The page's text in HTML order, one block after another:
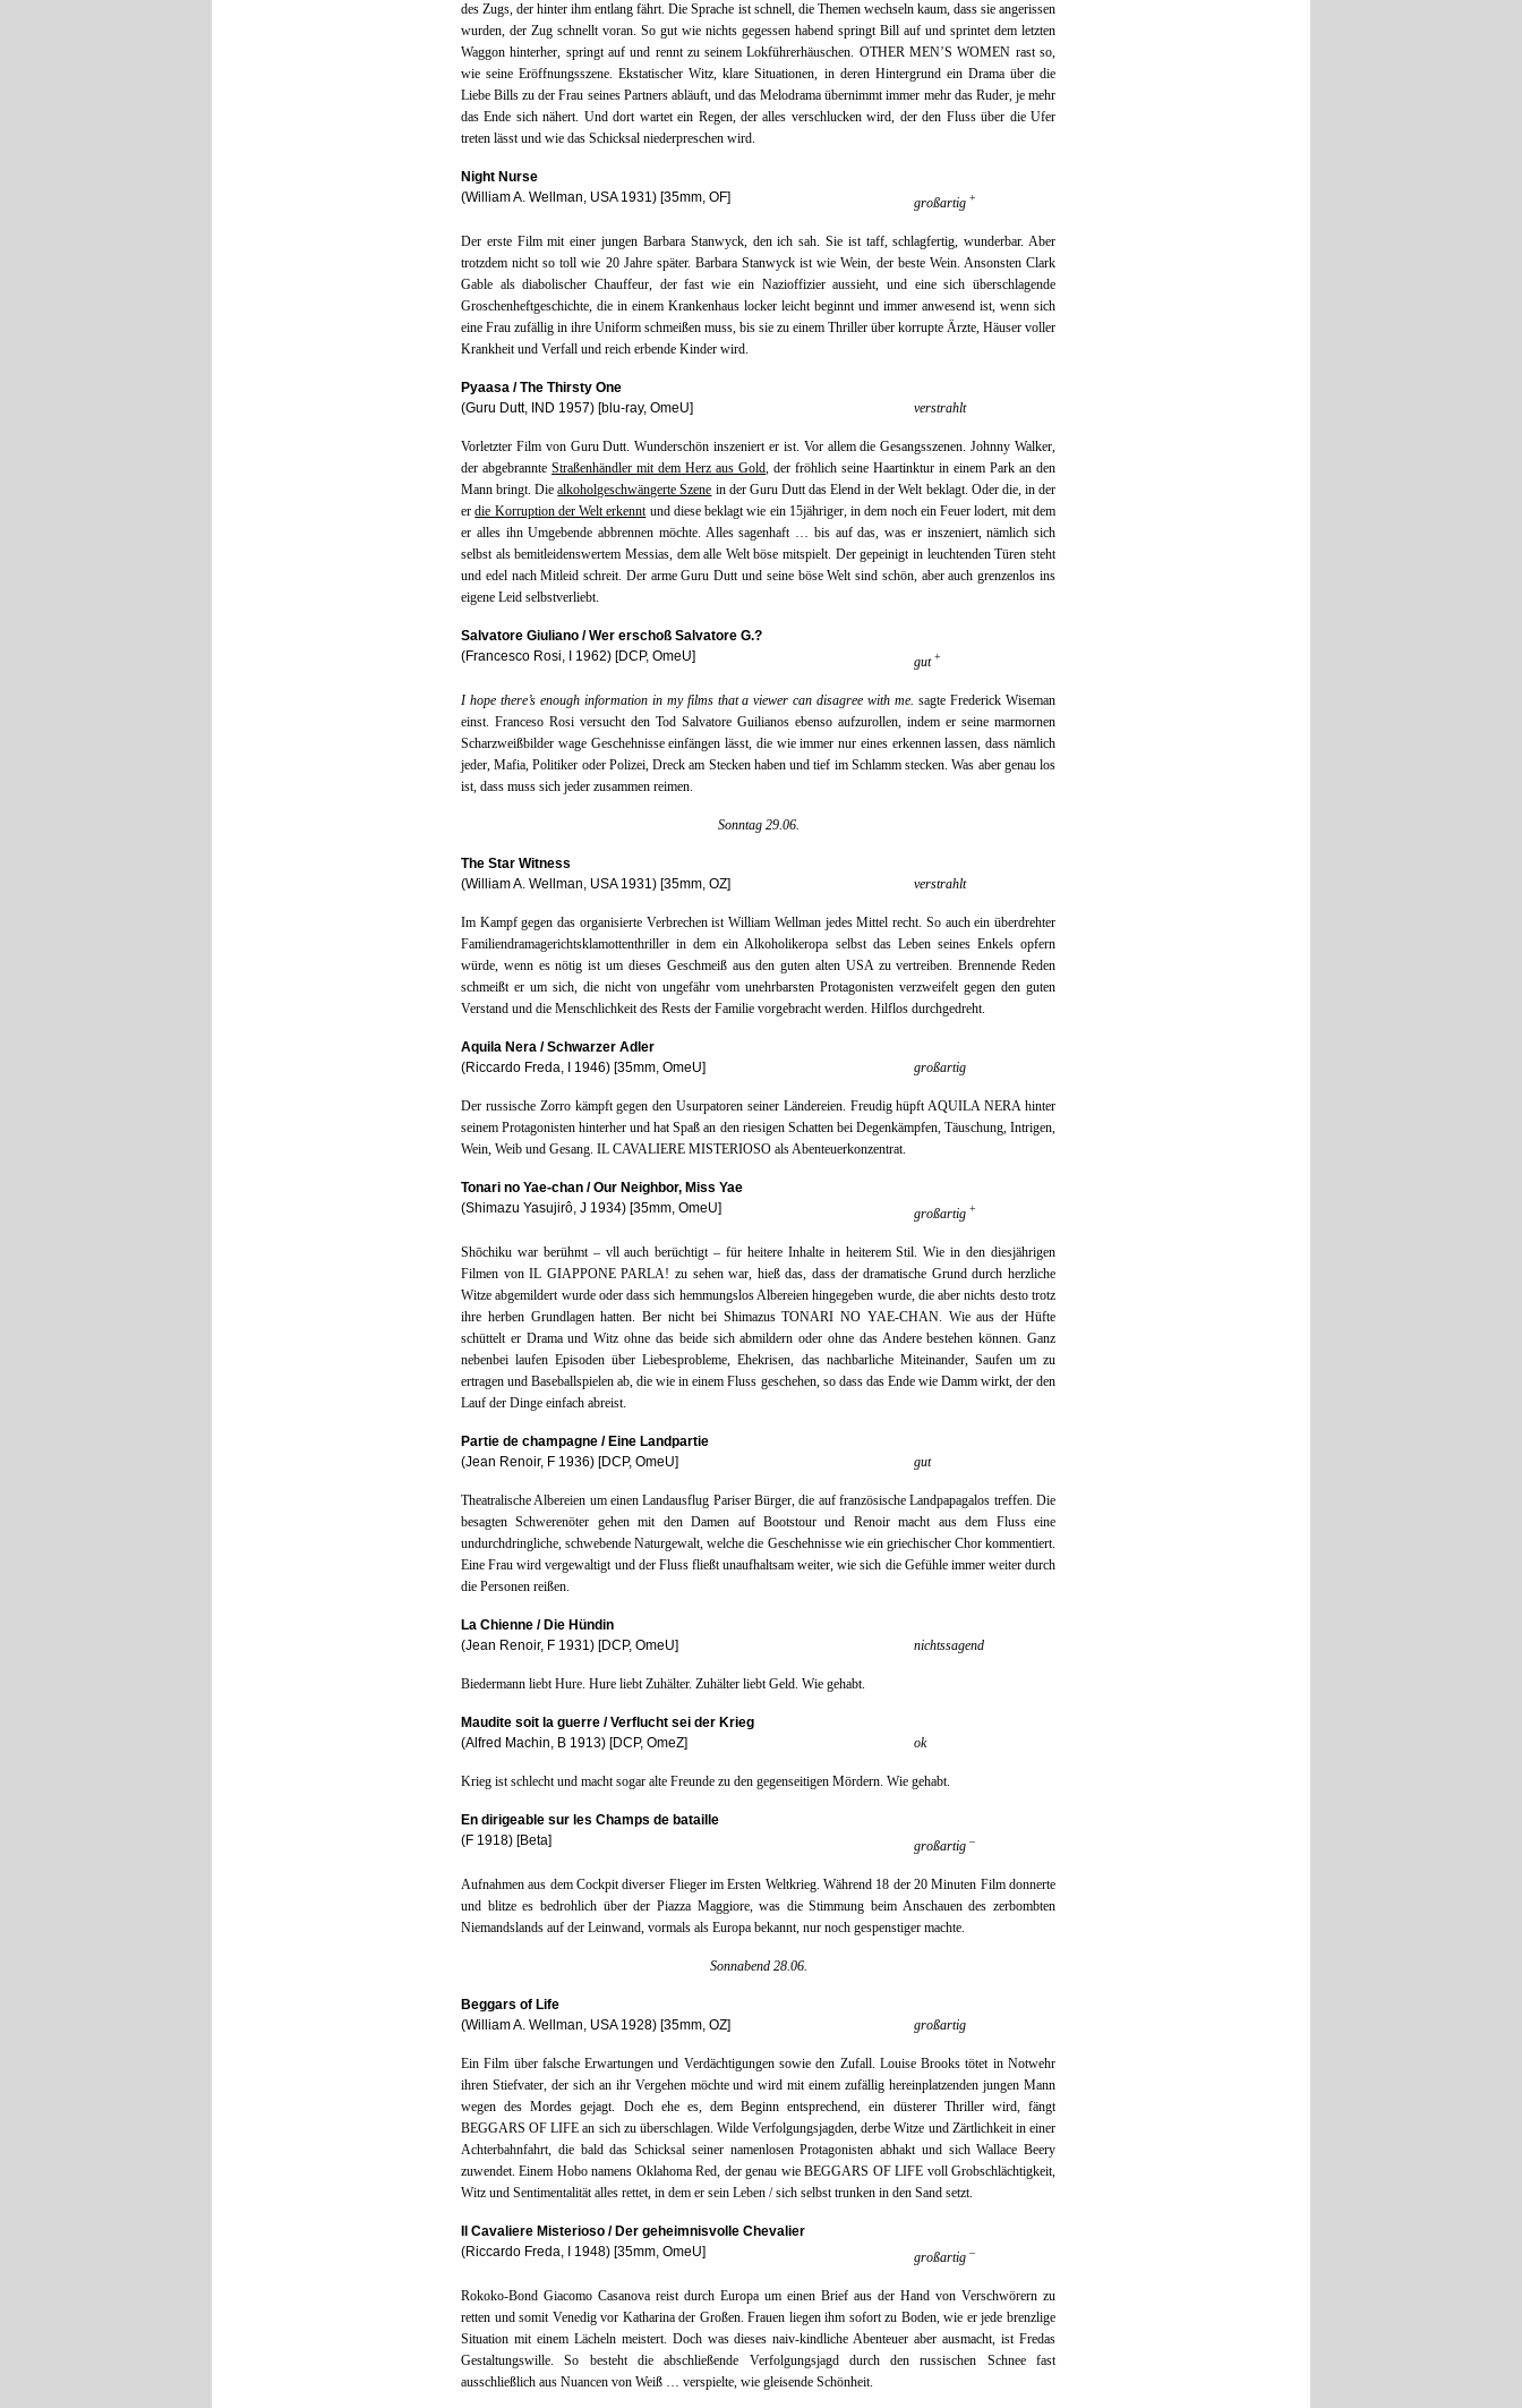
des Zugs, der hinter ihm entlang fährt. Die Sprache ist schnell, die Themen wechseln kaum, dass sie angerissen
wurden, der Zug schnellt voran. So gut wie nichts gegessen habend springt Bill auf und sprintet dem letzten
Waggon hinterher, springt auf und rennt zu seinem Lokführerhäuschen. OTHER MEN’S WOMEN rast so,
wie seine Eröffnungsszene. Ekstatischer Witz, klare Situationen, in deren Hintergrund ein Drama über die
Liebe Bills zu der Frau seines Partners abläuft, und das Melodrama übernimmt immer mehr das Ruder, je mehr
das Ende sich nähert. Und dort wartet ein Regen, der alles verschlucken wird, der den Fluss über die Ufer
treten lässt und wie das Schicksal niederpreschen wird.
Night Nurse
(William A. Wellman, USA 1931) [35mm, OF]
großartig +
Der erste Film mit einer jungen Barbara Stanwyck, den ich sah. Sie ist taff, schlagfertig, wunderbar. Aber
trotzdem nicht so toll wie 20 Jahre später. Barbara Stanwyck ist wie Wein, der beste Wein. Ansonsten Clark
Gable als diabolischer Chauffeur, der fast wie ein Nazioffizier aussieht, und eine sich überschlagende
Groschenheftgeschichte, die in einem Krankenhaus locker leicht beginnt und immer anwesend ist, wenn sich
eine Frau zufällig in ihre Uniform schmeißen muss, bis sie zu einem Thriller über korrupte Ärzte, Häuser voller
Krankheit und Verfall und reich erbende Kinder wird.
Pyaasa / The Thirsty One
(Guru Dutt, IND 1957) [blu-ray, OmeU]
verstrahlt
Vorletzter Film von Guru Dutt. Wunderschön inszeniert er ist. Vor allem die Gesangsszenen. Johnny Walker,
der abgebrannte Straßenhändler mit dem Herz aus Gold, der fröhlich seine Haartinktur in einem Park an den
Mann bringt. Diealkoholgeschwängerte Szene in der Guru Dutt das Elend in der Welt beklagt. Oder die, in der
erdie Korruption der Welt erkenntund diese beklagt wie ein 15jähriger, in dem noch ein Feuer lodert, mit dem
er alles ihn Umgebende abbrennen möchte. Alles sagenhaft … bis auf das, was er inszeniert, nämlich sich
selbst als bemitleidenswertem Messias, dem alle Welt böse mitspielt. Der gepeinigt in leuchtenden Türen steht
und edel nach Mitleid schreit. Der arme Guru Dutt und seine böse Welt sind schön, aber auch grenzenlos ins
eigene Leid selbstverliebt.
Salvatore Giuliano / Wer erschoß Salvatore G.?
(Francesco Rosi, I 1962) [DCP, OmeU]
gut+
I hope there’s enough information in my films that a viewer can disagree with me. sagte Frederick Wiseman
einst. Franceso Rosi versucht den Tod Salvatore Guilianos ebenso aufzurollen, indem er seine marmornen
Scharzweißbilder wage Geschehnisse einfängen lässt, die wie immer nur eines erkennen lassen, dass nämlich
jeder, Mafia, Politiker oder Polizei, Dreck am Stecken haben und tief im Schlamm stecken. Was aber genau los
ist, dass muss sich jeder zusammen reimen.
Sonntag 29.06.
The Star Witness
(William A. Wellman, USA 1931) [35mm, OZ]
verstrahlt
Im Kampf gegen das organisierte Verbrechen ist William Wellman jedes Mittel recht. So auch ein überdrehter
Familiendramagerichtsklamottenthriller in dem ein Alkoholikeropa selbst das Leben seines Enkels opfern
würde, wenn es nötig ist um dieses Geschmeiß aus den guten alten USA zu vertreiben. Brennende Reden
schmeißt er um sich, die nicht von ungefähr vom unehrbarsten Protagonisten verzweifelt gegen den guten
Verstand und die Menschlichkeit des Rests der Familie vorgebracht werden. Hilflos durchgedreht.
Aquila Nera / Schwarzer Adler
(Riccardo Freda, I 1946) [35mm, OmeU]
großartig
Der russische Zorro kämpft gegen den Usurpatoren seiner Ländereien. Freudig hüpft AQUILA NERA hinter
seinem Protagonisten hinterher und hat Spaß an den riesigen Schatten bei Degenkämpfen, Täuschung, Intrigen,
Wein, Weib und Gesang. IL CAVALIERE MISTERIOSO als Abenteuerkonzentrat.
Tonari no Yae-chan / Our Neighbor, Miss Yae
(Shimazu Yasujirô, J 1934) [35mm, OmeU]
großartig +
Shōchiku war berühmt – vll auch berüchtigt – für heitere Inhalte in heiterem Stil. Wie in den diesjährigen
Filmen von IL GIAPPONE PARLA! zu sehen war, hieß das, dass der dramatische Grund durch herzliche
Witze abgemildert wurde oder dass sich hemmungslos Albereien hingegeben wurde, die aber nichts desto trotz
ihre herben Grundlagen hatten. Ber nicht bei Shimazus TONARI NO YAE-CHAN. Wie aus der Hüfte
schüttelt er Drama und Witz ohne das beide sich abmildern oder ohne das Andere bestehen können. Ganz
nebenbei laufen Episoden über Liebesprobleme, Ehekrisen, das nachbarliche Miteinander, Saufen um zu
ertragen und Baseballspielen ab, die wie in einem Fluss geschehen, so dass das Ende wie Damm wirkt, der den
Lauf der Dinge einfach abreist.
Partie de champagne / Eine Landpartie
(Jean Renoir, F 1936) [DCP, OmeU]
gut
Theatralische Albereien um einen Landausflug Pariser Bürger, die auf französische Landpapagalos treffen. Die
besagten Schwerenöter gehen mit den Damen auf Bootstour und Renoir macht aus dem Fluss eine
undurchdringliche, schwebende Naturgewalt, welche die Geschehnisse wie ein griechischer Chor kommentiert.
Eine Frau wird vergewaltigt und der Fluss fließt unaufhaltsam weiter, wie sich die Gefühle immer weiter durch
die Personen reißen.
La Chienne / Die Hündin
(Jean Renoir, F 1931) [DCP, OmeU]
nichtssagend
Biedermann liebt Hure. Hure liebt Zuhälter. Zuhälter liebt Geld. Wie gehabt.
Maudite soit la guerre / Verflucht sei der Krieg
(Alfred Machin, B 1913) [DCP, OmeZ]
ok
Krieg ist schlecht und macht sogar alte Freunde zu den gegenseitigen Mördern. Wie gehabt.
En dirigeable sur les Champs de bataille
(F 1918) [Beta]
großartig –
Aufnahmen aus dem Cockpit diverser Flieger im Ersten Weltkrieg. Während 18 der 20 Minuten Film donnerte
und blitze es bedrohlich über der Piazza Maggiore, was die Stimmung beim Anschauen des zerbombten
Niemandslands auf der Leinwand, vormals als Europa bekannt, nur noch gespenstiger machte.
Sonnabend 28.06.
Beggars of Life
(William A. Wellman, USA 1928) [35mm, OZ]
großartig
Ein Film über falsche Erwartungen und Verdächtigungen sowie den Zufall. Louise Brooks tötet in Notwehr
ihren Stiefvater, der sich an ihr Vergehen möchte und wird mit einem zufällig hereinplatzenden jungen Mann
wegen des Mordes gejagt. Doch ehe es, dem Beginn entsprechend, ein düsterer Thriller wird, fängt
BEGGARS OF LIFE an sich zu überschlagen. Wilde Verfolgungsjagden, derbe Witze und Zärtlichkeit in einer
Achterbahnfahrt, die bald das Schicksal seiner namenlosen Protagonisten abhakt und sich Wallace Beery
zuwendet. Einem Hobo namens Oklahoma Red, der genau wie BEGGARS OF LIFE voll Grobschlächtigkeit,
Witz und Sentimentalität alles rettet, in dem er sein Leben / sich selbst trunken in den Sand setzt.
Il Cavaliere Misterioso / Der geheimnisvolle Chevalier
(Riccardo Freda, I 1948) [35mm, OmeU]
großartig –
Rokoko-Bond Giacomo Casanova reist durch Europa um einen Brief aus der Hand von Verschwörern zu
retten und somit Venedig vor Katharina der Großen. Frauen liegen ihm sofort zu Boden, wie er jede brenzlige
Situation mit einem Lächeln meistert. Doch was dieses naiv-kindliche Abenteuer aber ausmacht, ist Fredas
Gestaltungswille. So besteht die abschließende Verfolgungsjagd durch den russischen Schnee fast
ausschließlich aus Nuancen von Weiß … verspielte, wie gleisende Schönheit.